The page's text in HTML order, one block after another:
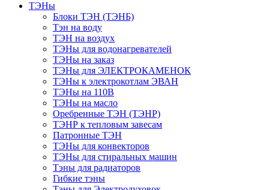
ТЭНы
Блоки ТЭН (ТЭНБ)
Тэн на воду
ТЭН на воздух
ТЭНы для водонагревателей
ТЭНы на заказ
ТЭНы для ЭЛЕКТРОКАМЕНОК
ТЭНы к электрокотлам ЭВАН
ТЭНы на 110В
ТЭНы на масло
Оребренные ТЭН (ТЭНР)
ТЭНР к тепловым завесам
Патронные ТЭН
ТЭНы для конвекторов
ТЭНы для стиральных машин
Тэны для радиаторов
Гибкие тэны